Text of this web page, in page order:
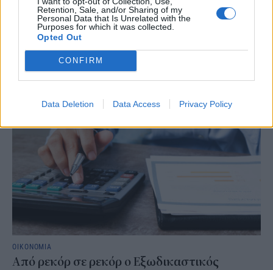
Retention, Sale, and/or Sharing of my
Personal Data that Is Unrelated with the
Purposes for which it was collected.
Opted Out
CONFIRM
Data Deletion Data Access Privacy Policy
Αθηνών για τις ΜμΕ
Με τον Υφυπουργό Εθνικής Οικονομίας και Οικονομικών, Δημήτρη
Εμπορικού Συλλόγου Αθηνών, την Τρίτη 4 Αυγούστου.
NEWSROOM/05 Αυγ 2026
ΟΙΚΟΝΟΜΙΑ
Από ρεκόρ σε ρεκόρ ο Εξωδικαστικός